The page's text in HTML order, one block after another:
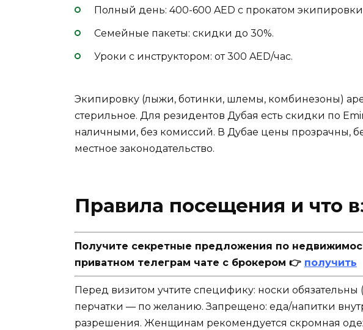
Полный день: 400-600 AED с прокатом
Семейные пакеты: скидки до 30%.
Уроки с инструктором: от 300 AED/час.
Экипировку (лыжи, ботинки, шлемы, комбинезоны)
стерильное. Для резидентов Дубая есть скидки по
наличными, без комиссий. В Дубае цены прозрачны,
местное законодательство.
Правила посещения и что
Получите секретные предложения по
приватном телеграм чате с брокером 👉 получить
Перед визитом учтите специфику: носки обязательны
перчатки — по желанию. Запрещено: еда/напитки
разрешения. Женщинам рекомендуется скромная